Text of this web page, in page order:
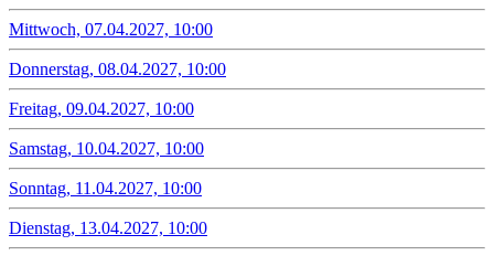
Mittwoch, 07.04.2027, 10:00
Donnerstag, 08.04.2027, 10:00
Freitag, 09.04.2027, 10:00
Samstag, 10.04.2027, 10:00
Sonntag, 11.04.2027, 10:00
Dienstag, 13.04.2027, 10:00